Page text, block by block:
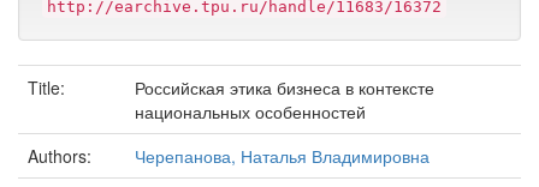
http://earchive.tpu.ru/handle/11683/16372
Title:
Российская этика бизнеса в контексте
национальных особенностей
Authors:
Черепанова, Наталья Владимировна